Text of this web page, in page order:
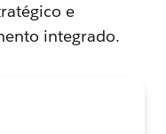
e
integrado.